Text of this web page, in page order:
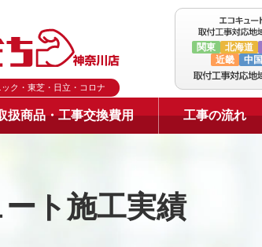
ク・東芝・日立・コロナ
関東 北海道
近畿
中国
扱商品・工事交換費用 工事の流れ
ト施工実績